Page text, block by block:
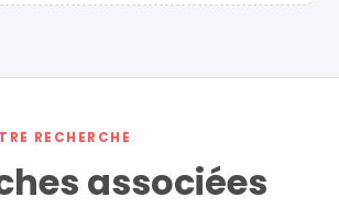
RECHERCHE
associées